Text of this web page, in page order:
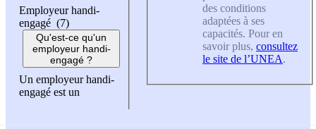
Employeur handi-
engagé (7)
Qu'est-ce qu'un
employeur handi-
engagé ?
Un employeur handi-
engagé est un
des conditions
adaptées à ses
capacités. Pour en
savoir plus, consultez
le site de l’UNEA.